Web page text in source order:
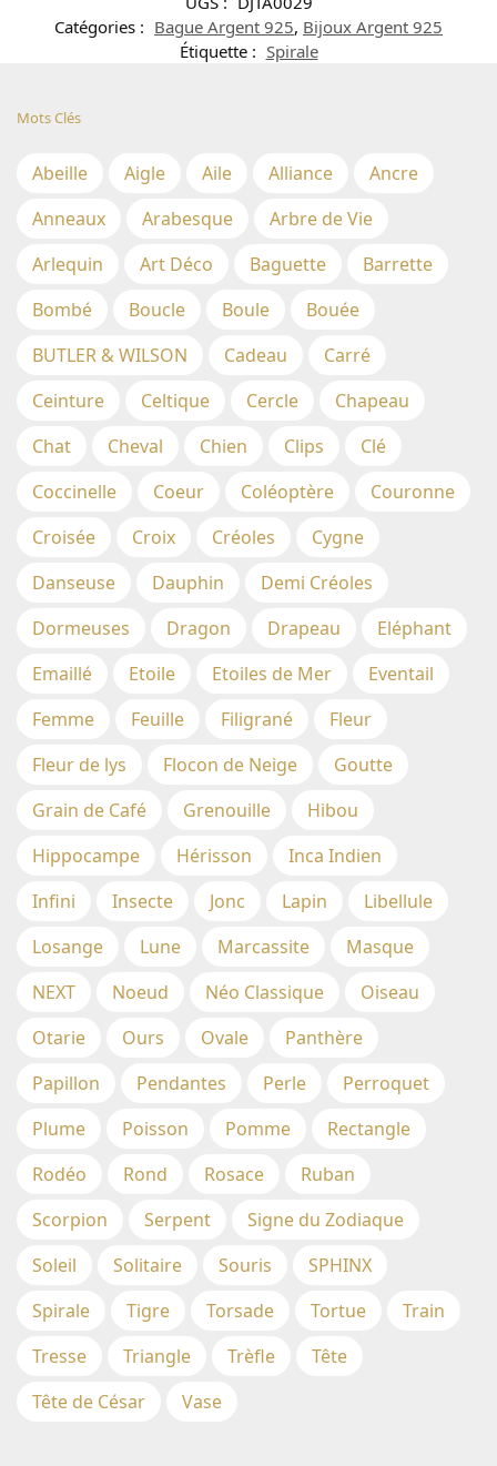
Catégories : Bague Argent 925, Bijoux Argent 925
Étiquette : Spirale
Mots Clés
Abeille Aigle Aile Alliance
Ancre
Anneaux
Arabesque
Arbre de Vie
Arlequin
Art Déco Baguette
Barrette
Bombé
Boucle Boule
Bouée
BUTLER & WILSON
Cadeau
Carré
Ceinture
Celtique Cercle
Chapeau
Chat
Cheval Chien Clips
Clé
Coccinelle
Coeur Coléoptère
Couronne
Croisée
Croix Créoles
Cygne
Danseuse
Dauphin
Demi Créoles
Dormeuses
Dragon Drapeau
Eléphant
Emaillé
Etoile Etoiles de Mer
Eventail
Femme
Feuille Filigrané
Fleur
Fleur de lys
Flocon de Neige
Goutte
Grain de Café
Grenouille
Hibou
Hippocampe
Hérisson
Inca Indien
Infini
Insecte Jonc Lapin
Libellule
Losange
Lune Marcassite
Masque
NEXT
Noeud Néo Classique
Oiseau
Otarie
Ours Ovale
Panthère
Papillon
Pendantes Perle
Perroquet
Plume
Poisson Pomme
Rectangle
Rodéo
Rond Rosace
Ruban
Scorpion
Serpent
Signe du Zodiaque
Soleil
Solitaire Souris
SPHINX
Spirale
Tigre Torsade Tortue
Train
Tresse
Triangle Trèfle
Tête
Tête de César
Vase